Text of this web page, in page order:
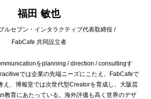
福田 敏也
ルセブン・インタラクティブ代表取締役 /
FabCafe 共同設立者
をplanning / direction / consultingす
では企業の先端ニーズにこたえ、FabCafeで
え、博報堂では次世代型Creatorを育成し、大阪芸
教育にあたっている。海外評価も高く世界のデザ